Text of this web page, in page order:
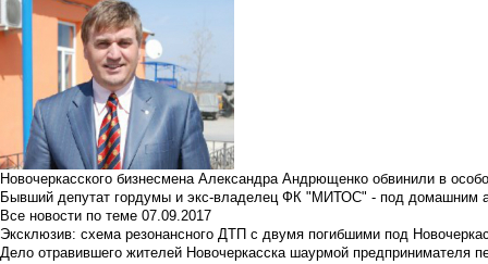
Новочеркасского бизнесмена Александра Андрющенко обвинили в
Бывший депутат гордумы и экс-владелец ФК "МИТОС" - под домашним
Все новости по теме 07.09.2017
Эксклюзив: схема резонансного ДТП с двумя погибшими под
Дело отравившего жителей Новочеркасска шаурмой предпринимателя